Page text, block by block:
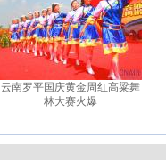
云南罗平国庆黄金周红高粱舞
林大赛火爆